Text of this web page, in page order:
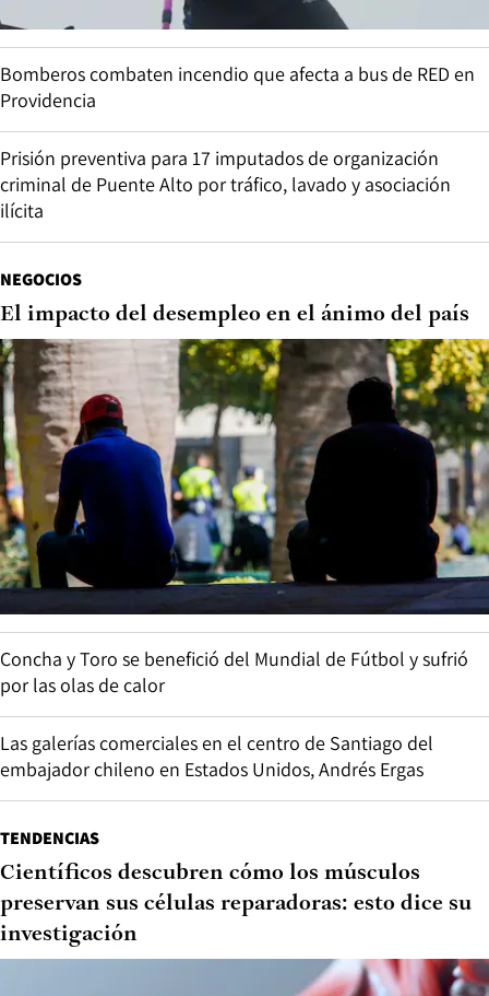
Bomberos combaten incendio que afecta a bus de RED en
Providencia
Prisión preventiva para 17 imputados de organización
criminal de Puente Alto por tráfico, lavado y asociación
ilícita
NEGOCIOS
El impacto del desempleo en el ánimo del país
Concha y Toro se benefició del Mundial de Fútbol y sufrió
por las olas de calor
Las galerías comerciales en el centro de Santiago del
embajador chileno en Estados Unidos, Andrés Ergas
TENDENCIAS
Científicos descubren cómo los músculos
preservan sus células reparadoras: esto dice su
investigación